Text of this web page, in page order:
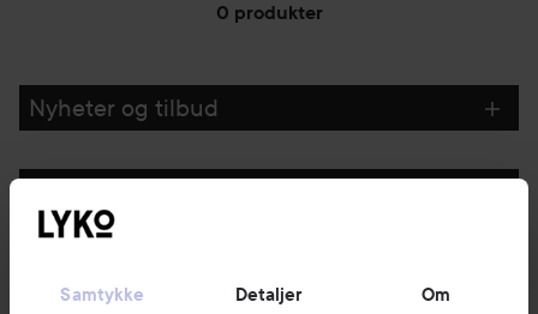
Samtykke Detaljer Om
0 produkter
GÅ TIL FILTRE
Nyheter og tilbud